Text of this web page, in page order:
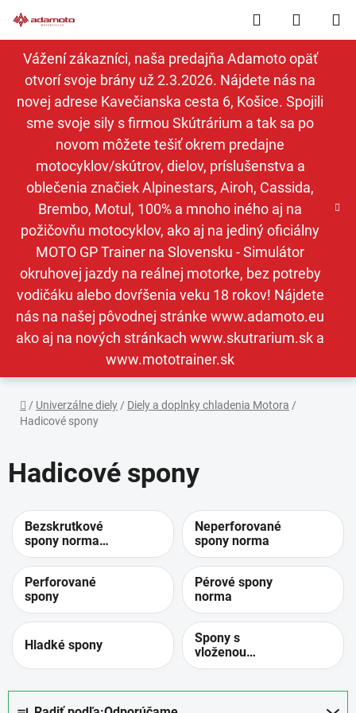
na
obsah
Vážení zákazníci, naša predajňa Adamoto opäť
otvorí svoje brány už 2.3.2026. Nájdete nás na
novej adrese Kavečianska cesta 6, Košice. Spojili
sme svoje sily s firmou Skútrárium a tak sa po
novom môžete tešiť okrem predajne
motocyklov/skútrov, dielov, príslušenstva a
oblečenia značiek Alpinestars, Airoh, Cassida,
Brembo, Motul, 100% a mnoho iného aj na
požičovňu motocyklov, ako aj na jediný oficiálny
MOTO GP Trainer na Slovensku - Simulátor
okruhovej jazdy na reálnej motorke, bez potreby
vodičáku alebo dovŕšenia veku 18 rokov! Nájdete
nás na našej pôvodnej stránke www.adamoto.eu
ako aj na nových stránkach www.skutrarium.sk a
www.mototrainer.sk
Hľadať
KOŠÍK
Domov
/ Univerzálne diely / Diely a doplnky chladenia Motora /
Hadicové spony
Hadicové spony
Bezskrutkové
spony norma
cobra
Neperforované
spony norma
Perforované
spony
Pérové ​​spony
norma
Hladké spony
Spony s
vloženou
pružinou norma